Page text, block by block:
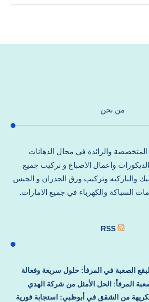
من نحن
والرائدة في مجال الدهانات
واعمال الاصباغ و تركيب جميع
والباركيه وتركيب ورق الجدران و الجبس
السباكة والكهرباء في جميع الامارات.
RSS
الصعبة في المرفأ: حلول سريعة وفعالة
صعبة المرفأ: الحل الأمثل من شركة الهدي
الكريهة من الشقق في أبوظبي: استجابة فورية